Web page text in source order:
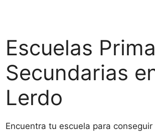
Escuelas
Secundarias
Lerdo
Encuentra tu escuela para